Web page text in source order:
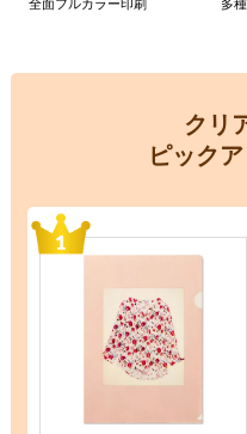
全面フルカラー印刷 多
クリ
ピック